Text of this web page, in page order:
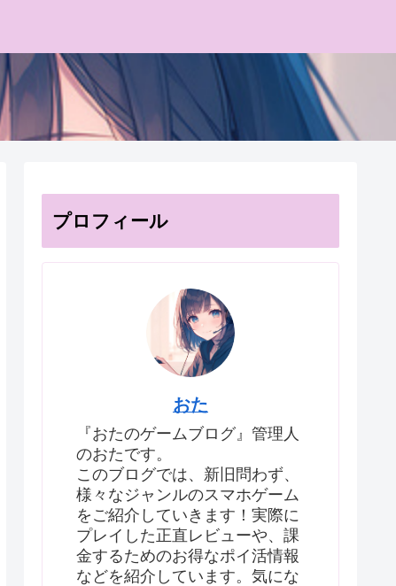
プロフィール
おた
『おたのゲームブログ』管理人
のおたです。
このブログでは、新旧問わず、
様々なジャンルのスマホゲーム
をご紹介していきます！実際に
プレイした正直レビューや、課
金するためのお得なポイ活情報
などを紹介しています。気にな